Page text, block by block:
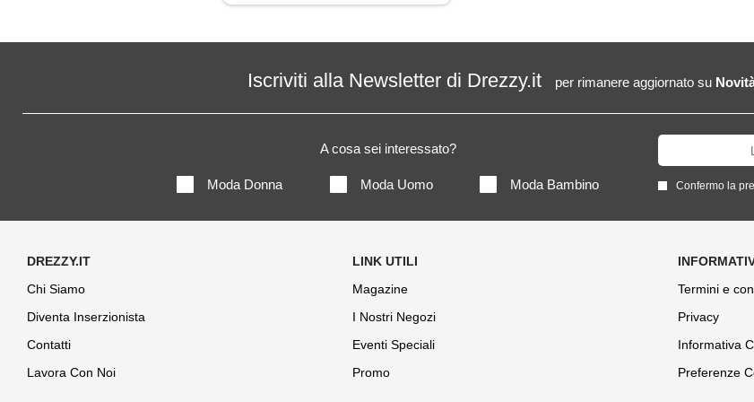
Iscriviti alla Newsletter di Drezzy.it per rimanere aggiornato su
A cosa sei interessato?
Moda Donna Moda Uomo Moda Bambino Confermo la
Chi Siamo
Diventa Inserzionista
Contatti
Lavora Con Noi
Magazine
I Nostri Negozi
Eventi Speciali
Promo
Termini e
Privacy
Informativa
Preferenze